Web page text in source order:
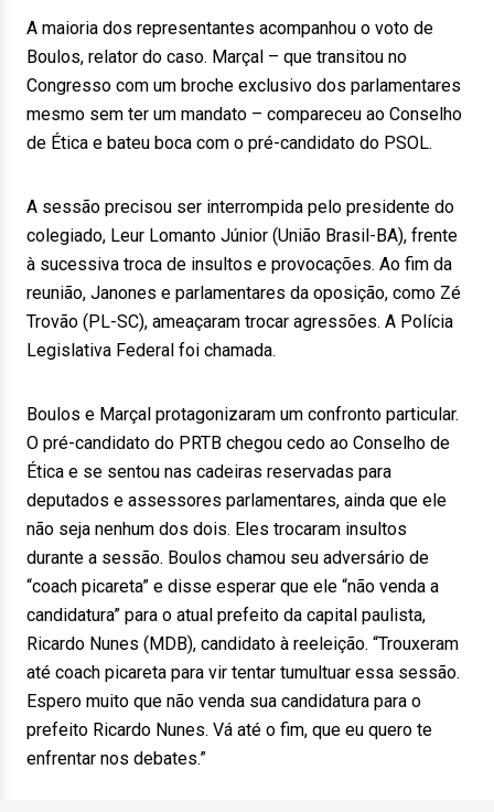
A maioria dos representantes acompanhou o voto de
Boulos, relator do caso. Marçal – que transitou no
Congresso com um broche exclusivo dos parlamentares
mesmo sem ter um mandato – compareceu ao Conselho
de Ética e bateu boca com o pré-candidato do PSOL.
A sessão precisou ser interrompida pelo presidente do
colegiado, Leur Lomanto Júnior (União Brasil-BA), frente
à sucessiva troca de insultos e provocações. Ao fim da
reunião, Janones e parlamentares da oposição, como Zé
Trovão (PL-SC), ameaçaram trocar agressões. A Polícia
Legislativa Federal foi chamada.
Boulos e Marçal protagonizaram um confronto particular.
O pré-candidato do PRTB chegou cedo ao Conselho de
Ética e se sentou nas cadeiras reservadas para
deputados e assessores parlamentares, ainda que ele
não seja nenhum dos dois. Eles trocaram insultos
durante a sessão. Boulos chamou seu adversário de
“coach picareta” e disse esperar que ele “não venda a
candidatura” para o atual prefeito da capital paulista,
Ricardo Nunes (MDB), candidato à reeleição. “Trouxeram
até coach picareta para vir tentar tumultuar essa sessão.
Espero muito que não venda sua candidatura para o
prefeito Ricardo Nunes. Vá até o fim, que eu quero te
enfrentar nos debates.”